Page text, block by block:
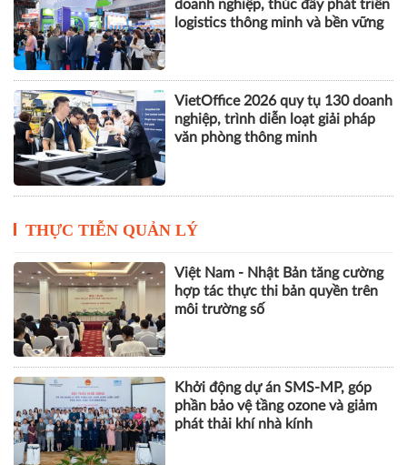
doanh nghiệp, thúc đẩy phát triển
logistics thông minh và bền vững
VietOffice 2026 quy tụ 130 doanh
nghiệp, trình diễn loạt giải pháp
văn phòng thông minh
THỰC TIỄN QUẢN LÝ
Việt Nam - Nhật Bản tăng cường
hợp tác thực thi bản quyền trên
môi trường số
Khởi động dự án SMS-MP, góp
phần bảo vệ tầng ozone và giảm
phát thải khí nhà kính